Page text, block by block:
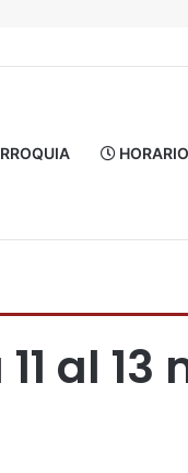
al 13